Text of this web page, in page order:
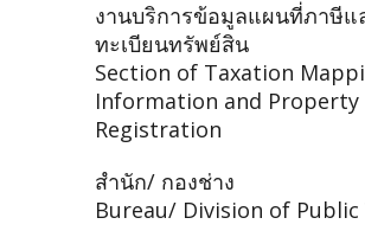
งานบริการข้อมูลแผนที่ภาษีแ
ทะเบียนทรัพย์สิน
Section of Taxation
Information and Property
Registration
สำนัก/ กองช่าง
Bureau/ Division of Public